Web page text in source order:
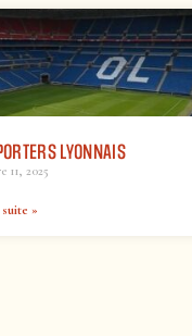
LYONNAIS
11, 2025
»